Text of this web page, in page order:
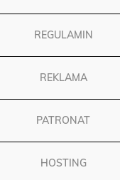
REGULAMIN
REKLAMA
PATRONAT
HOSTING